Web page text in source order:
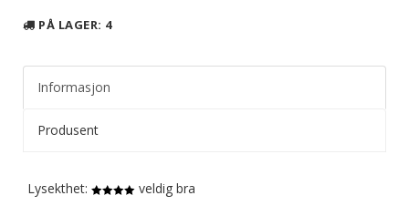
PÅ LAGER: 4
Informasjon
Produsent
Lysekthet:
veldig bra